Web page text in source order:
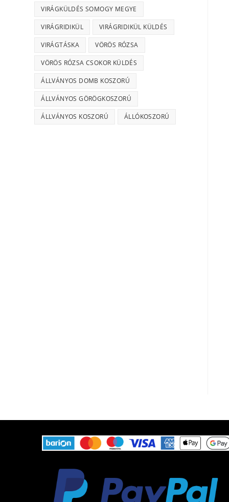
VIRÁGKÜLDÉS SOMOGY MEGYE
VIRÁGRIDIKÜL VIRÁGRIDIKÜL KÜLDÉS
VIRÁGTÁSKA VÖRÖS RÓZSA
VÖRÖS RÓZSA CSOKOR KÜLDÉS
ÁLLVÁNYOS DOMB KOSZORÚ
ÁLLVÁNYOS GÖRÖGKOSZORÚ
ÁLLVÁNYOS KOSZORÚ ÁLLÓKOSZORÚ